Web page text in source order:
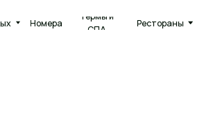
Рестораны
Термы и
СПА
Номера